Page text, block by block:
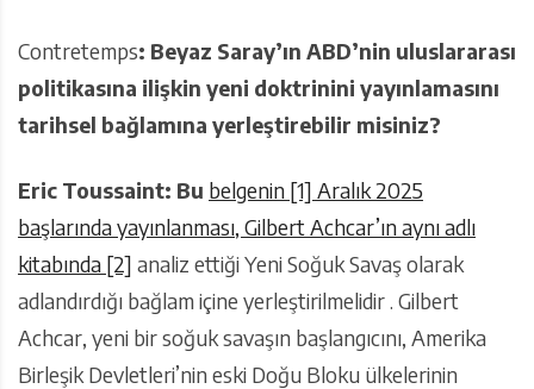
Contretemps: Beyaz Saray’ın ABD’nin uluslararası
politikasına ilişkin yeni doktrinini yayınlamasını
tarihsel bağlamına yerleştirebilir misiniz?
Eric Toussaint: Bu belgenin [1] Aralık 2025
başlarında yayınlanması, Gilbert Achcar’ınaynı adlı
kitabında [2] analiz ettiği Yeni Soğuk Savaş olarak
adlandırdığı bağlam içine yerleştirilmelidir . Gilbert
Achcar, yeni bir soğuk savaşın başlangıcını, Amerika
Birleşik Devletleri’nin eski Doğu Bloku ülkelerinin